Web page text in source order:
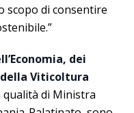
scopo di consentire
dei
Viticoltura
qualità di Ministra